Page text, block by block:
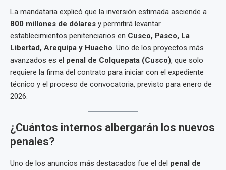
La mandataria explicó que la inversión estimada asciende a
800 millones de dólares y permitirá levantar
establecimientos penitenciarios en Cusco, Pasco, La
Libertad, Arequipa y Huacho. Uno de los proyectos más
avanzados es el penal de Colquepata (Cusco), que solo
requiere la firma del contrato para iniciar con el expediente
técnico y el proceso de convocatoria, previsto para enero de
2026.
¿Cuántos internos albergarán los nuevos
penales?
Uno de los anuncios más destacados fue el del penal de